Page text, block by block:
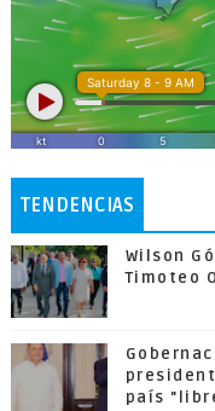
TENDENCIAS
Wilson
Timoteo
país